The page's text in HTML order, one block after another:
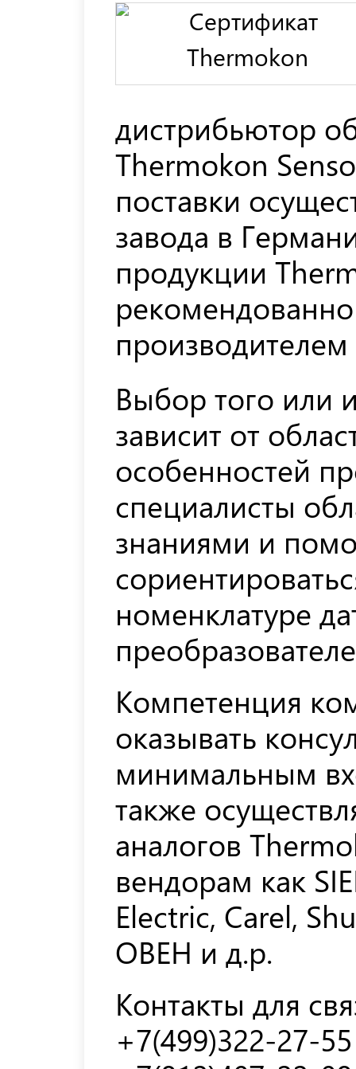
дистрибьютор
Thermokon
поставки
завода в
продукции
производителем
Выбор того или
зависит от
особенностей
специалисты
знаниями и
номенклатуре
Компетенция
оказывать
минимальным
также
аналогов
вендорам как
Electric, Carel,
ОВЕН и д.р.
Контакты для
+7(499)322-27-55